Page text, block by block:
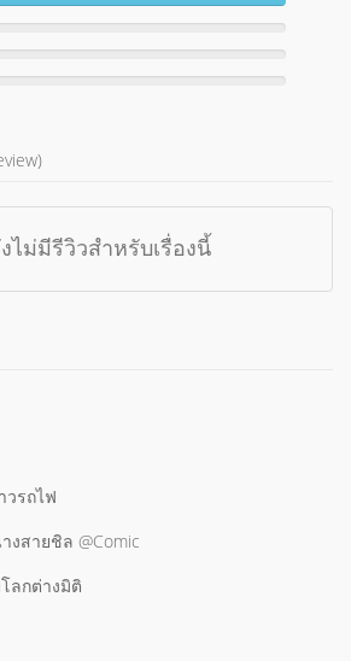
ไม่มีรีวิวสำหรับเรื่องนี้
วรถไฟ
สายชิล @Comic
ลกต่างมิติ